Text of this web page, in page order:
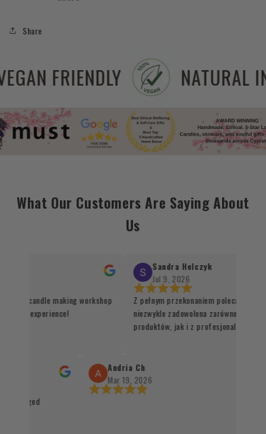
Share
VEGAN FRIENDLY
What Our Customers Are Saying About
Us
the candle making workshop
experience!
Sandra Helczyk
Jul 9, 2026
Z pełnym przekonaniem polecam ten
niezwykle zadowolona zarówno z
produktów, jak i z profesjonalnej
Santo oraz kadzidła zachwycają swoją
autentycznością, a staranne
świadczy o wysokim standardzie
Andria Ch
Mar 19, 2026